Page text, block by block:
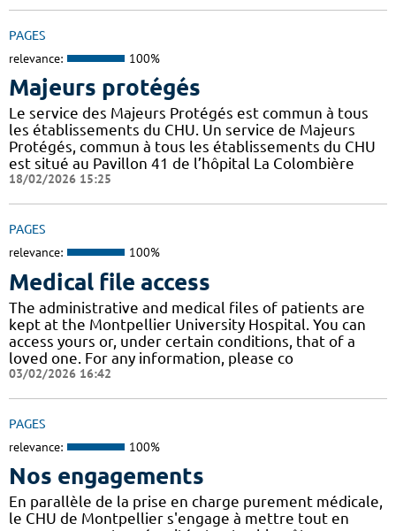
PAGES
relevance: 100%
Majeurs protégés
Le service des Majeurs Protégés est commun à tous
les établissements du CHU. Un service de Majeurs
Protégés, commun à tous les établissements du CHU
est situé au Pavillon 41 de l’hôpital La Colombière
18/02/2026 15:25
PAGES
relevance: 100%
Medical file access
The administrative and medical files of patients are
kept at the Montpellier University Hospital. You can
access yours or, under certain conditions, that of a
loved one. For any information, please co
03/02/2026 16:42
PAGES
relevance: 100%
Nos engagements
En parallèle de la prise en charge purement médicale,
le CHU de Montpellier s'engage à mettre tout en